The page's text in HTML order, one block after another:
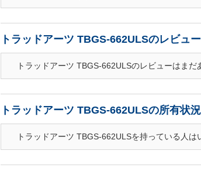
トラッドアーツ TBGS-662ULSのレビュー
トラッドアーツ TBGS-662ULSのレビューはまだ
トラッドアーツ TBGS-662ULSの所有状況
トラッドアーツ TBGS-662ULSを持っている人は